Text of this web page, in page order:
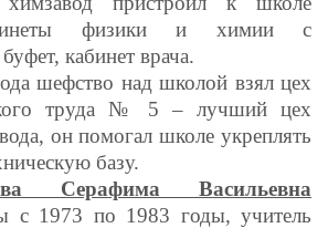
физики и химии с
кабинет врача.
шефство над школой взял цех
труда № 5 – лучший цех
он помогал школе укреплять
базу.
Серафима Васильевна
с 1973 по 1983 годы, учитель